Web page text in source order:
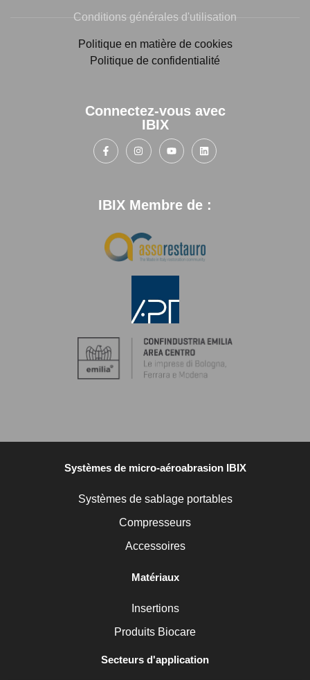
Conditions générales d'utilisation
Politique en matière de cookies
Politique de confidentialité
Connectez-vous avec
IBIX
IBIX Membre de :
Systèmes de micro-aéroabrasion IBIX
Systèmes de sablage portables
Compresseurs
Accessoires
Matériaux
Insertions
Produits Biocare
Secteurs d'application